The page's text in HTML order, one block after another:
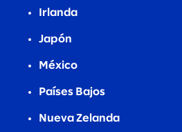
Irlanda
Japón
México
Países Bajos
Nueva Zelanda